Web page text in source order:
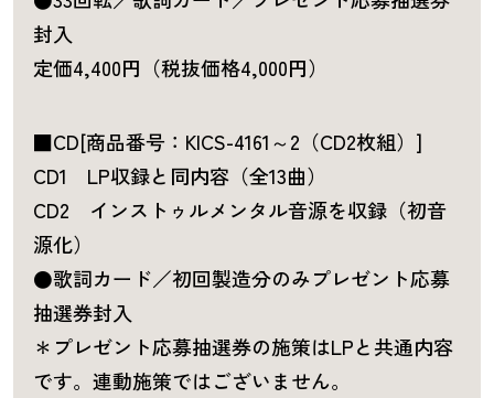
封入
定価4,400円（税抜価格4,000円）
■CD[商品番号：KICS-4161～2（CD2枚組）]
CD1 LP収録と同内容（全13曲）
CD2 インストゥルメンタル音源を収録（初音
源化）
●歌詞カード／初回製造分のみプレゼント応募
抽選券封入
＊プレゼント応募抽選券の施策はLPと共通内容
です。連動施策ではございません。